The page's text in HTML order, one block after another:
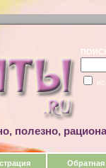
полезно,
Обратная